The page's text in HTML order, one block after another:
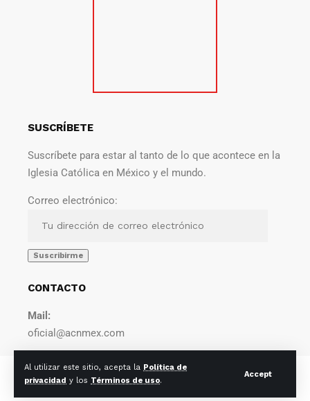
Al utilizar este sitio, acepta la Política de
privacidad y los Términos de uso.
Accept
SUSCRÍBETE
Suscríbete para estar al tanto de lo que acontece en la
Iglesia Católica en México y el mundo.
Correo electrónico:
CONTACTO
Mail:
oficial@acnmex.com
© 2022 Agencia Católica de Noticias. Todos los derechos
reservados.